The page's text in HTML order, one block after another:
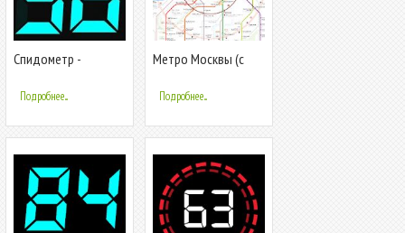
Спидометр -
скорость трекер
Подробнее...
Метро Москвы (с
Подробнее...